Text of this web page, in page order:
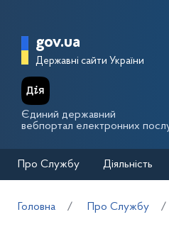
Головна
gov.ua
Державні сайти України
Єдиний державний
вебпортал електронних
Про Службу Діяльність
Головна Про Службу